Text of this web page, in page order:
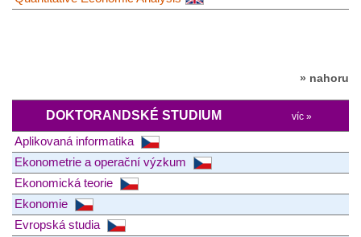
» nahoru
DOKTORANDSKÉ STUDIUM víc »
Aplikovaná informatika
Ekonometrie a operační výzkum
Ekonomická teorie
Ekonomie
Evropská studia